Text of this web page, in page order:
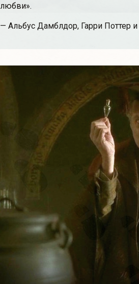
любви».
— Альбус Дамблдор, Гарри Поттер